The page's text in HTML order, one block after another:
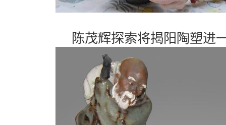
陈茂辉探索将揭阳陶塑进